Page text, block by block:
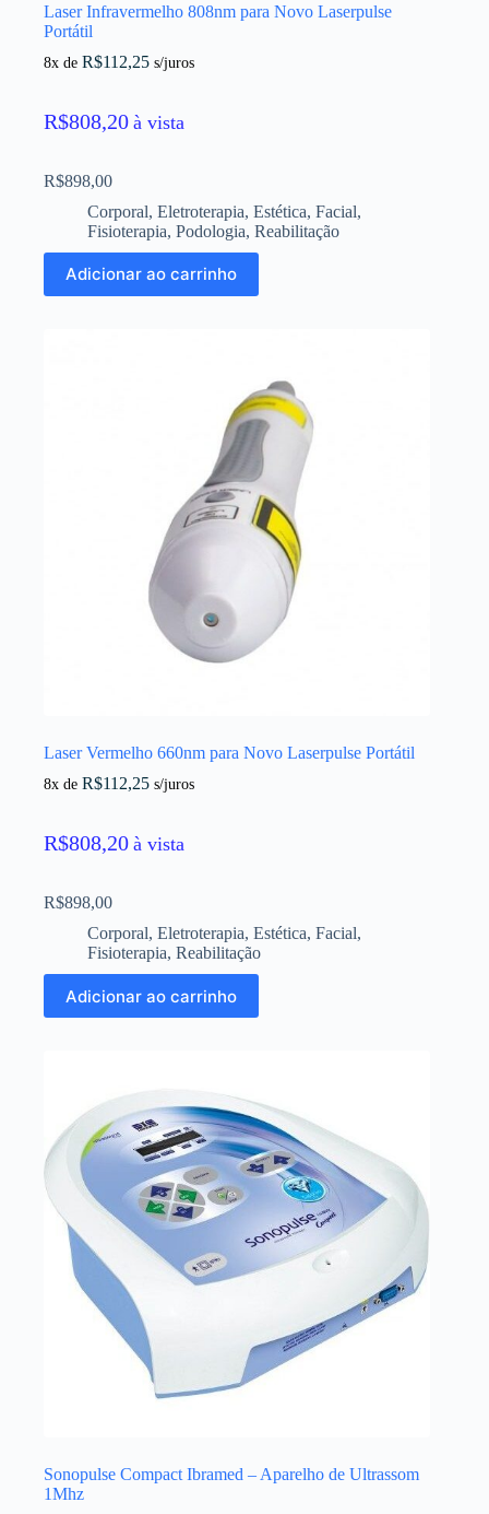
Laser Infravermelho 808nm para Novo Laserpulse
Portátil
8x de R$112,25 s/juros
R$808,20 à vista
R$898,00
Corporal, Eletroterapia, Estética, Facial,
Fisioterapia, Podologia, Reabilitação
Adicionar ao carrinho
Laser Vermelho 660nm para Novo Laserpulse Portátil
8x de R$112,25 s/juros
R$808,20 à vista
R$898,00
Corporal, Eletroterapia, Estética, Facial,
Fisioterapia, Reabilitação
Adicionar ao carrinho
Sonopulse Compact Ibramed – Aparelho de Ultrassom
1Mhz